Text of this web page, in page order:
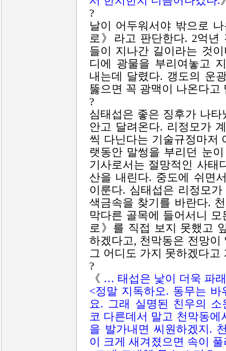
?
날이 어두워서야 밖으로
로》라고 판단한다. 2억년
들이 지나간 길이라는 것
디에 광물을 부리여놓고
내는데 달렸다. 갱도의 운
뚫으면 꼭 광맥이 나온다고
?
심태섭은 좋은 징후가 나
안고 달려온다. 리정모가
씩 다닌다는 기술규정마저
랫동안 말썽을 부리던 눈
기사로서는 절망적인 사태
산을 내린다. 중도에 쉬면
이룬다. 심태섭은 리정모
색금속을 찾기를 바란다.
막다른 골목에 들어서니
로》를 직접 보지 못했고
하겠다고, 천막동은 전망
그 어디도 가지 못하겠다고
?
《 … 태섭은 낯이 더욱 파
<정말 지독하오. 동무는
요. 그래 실명된 친우의 소
코 다른데서 말고 천막동
을 발가내면 씨원하겠지.
이 크게 새겨졌으면 속이 풀